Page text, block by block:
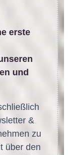
erste
und
&
zu
über den